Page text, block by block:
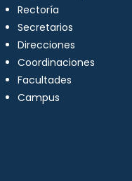
Rectoría
Secretarios
Direcciones
Coordinaciones
Facultades
Campus